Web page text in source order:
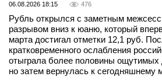
06.08.2026 18:15
476
Рубль открылся с заметным
разрывом вниз к юаню, который
марта достигал отметки 12,1 руб.
кратковременного ослабления
отыграла более половины ощутимых
но затем вернулась к сегодняшнему